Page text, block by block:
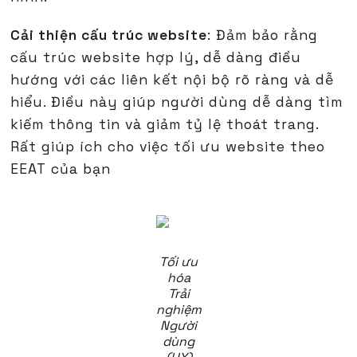
Cải thiện cấu trúc website: Đảm bảo rằng
cấu trúc website hợp lý, dễ dàng điều
hướng với các liên kết nội bộ rõ ràng và dễ
hiểu. Điều này giúp người dùng dễ dàng tìm
kiếm thông tin và giảm tỷ lệ thoát trang.
Rất giúp ích cho việc tối ưu website theo
EEAT của bạn
Tối ưu
hóa
Trải
nghiệm
Người
dùng